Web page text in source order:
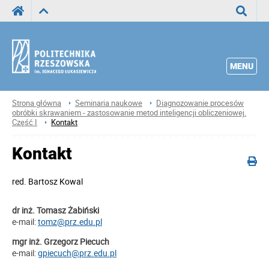
MENU
Strona główna Seminaria naukowe
Diagnozowanie procesów
obróbki skrawaniem - zastosowanie metod inteligencji obliczeniowej.
Część I
Kontakt
Kontakt
red. Bartosz Kowal
dr inż. Tomasz Żabiński
e-mail:tomz@prz.edu.pl
mgr inż. Grzegorz Piecuch
e-mail:gpiecuch@prz.edu.pl